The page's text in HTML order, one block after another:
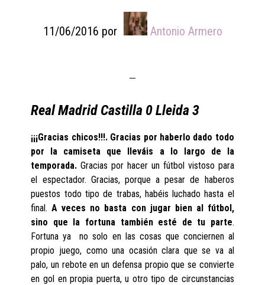
11/06/2016 por Antonio Armero
Real Madrid Castilla 0 Lleida 3
¡¡¡Gracias chicos!!!. Gracias por haberlo dado todo
por la camiseta que lleváis a lo largo de la
temporada. Gracias por hacer un fútbol vistoso para
el espectador. Gracias, porque a pesar de haberos
puestos todo tipo de trabas, habéis luchado hasta el
final.A veces no basta con jugar bien al fútbol,
sino que la fortuna también esté de tu parte.
Fortuna ya no solo en las cosas que conciernen al
propio juego, como una ocasión clara que se va al
palo, un rebote en un defensa propio que se convierte
en gol en propia puerta, u otro tipo de circunstancias